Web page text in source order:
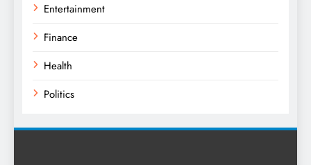
Entertainment
Finance
Health
Politics